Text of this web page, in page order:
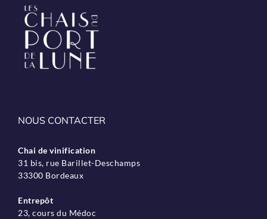
NOUS CONTACTER
Chai de vinification
31 bis, rue Barillet-Deschamps
33300 Bordeaux
Entrepôt
23, cours du Médoc